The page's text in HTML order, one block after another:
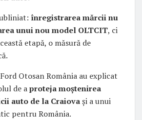
înregistrarea mărcii nu
unui nou model OLTCIT, ci
etapă, o măsură de
Otosan România au explicat
de aproteja moștenirea
auto de la Craiovași a unui
pentru România.